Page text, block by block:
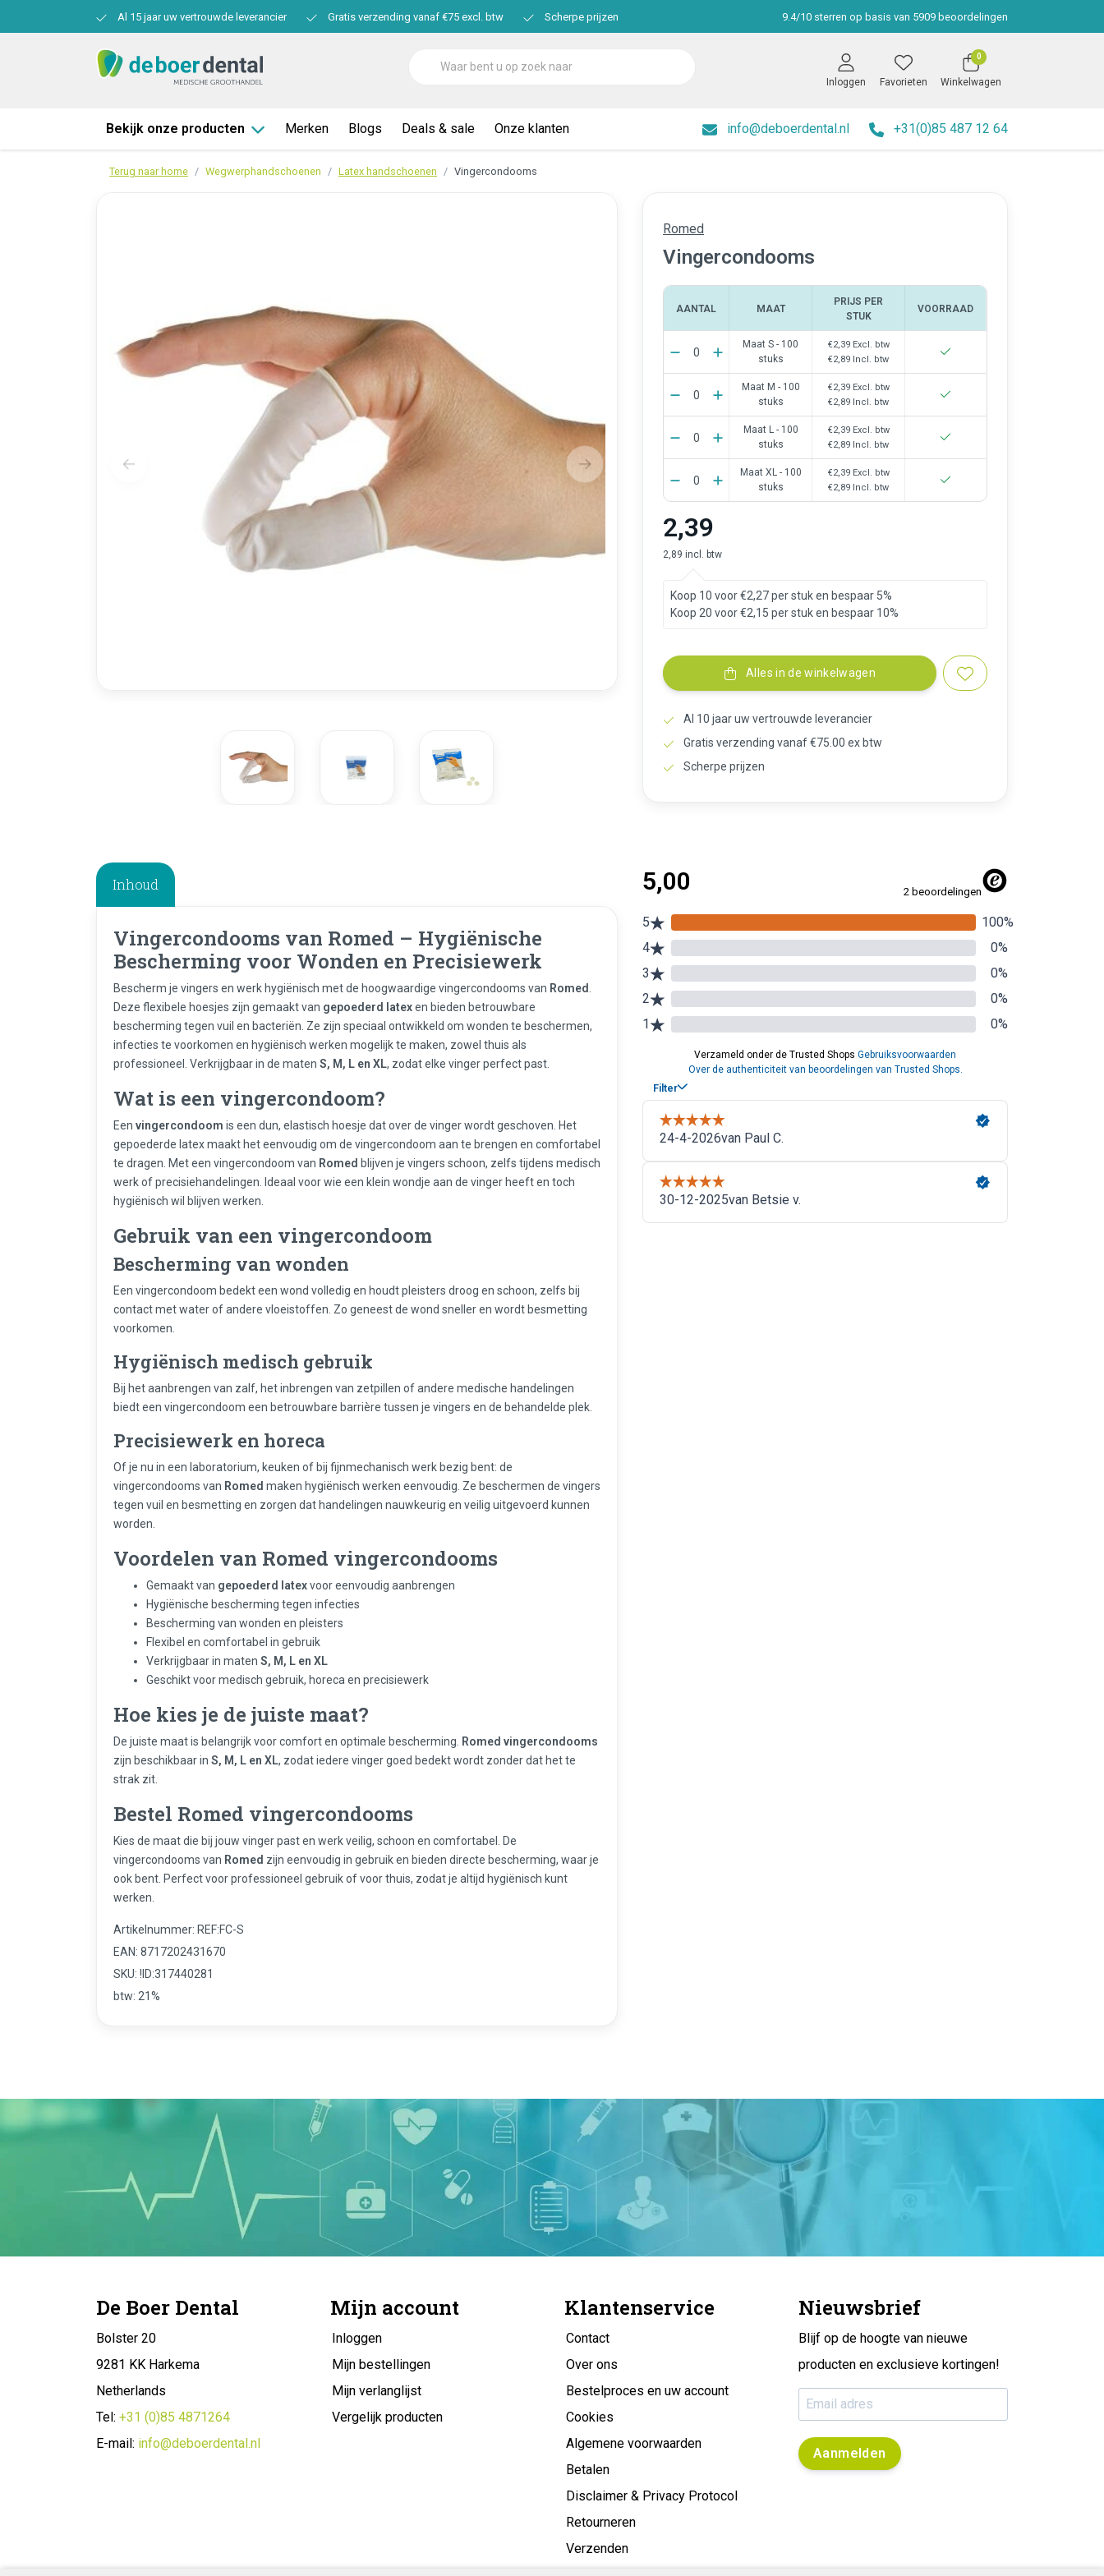
Al 15 jaar uw vertrouwde leverancier Gratis verzending vanaf €75 excl. btw Scherpe prijzen 9.4/10 sterren op basis van 5909 beoordelingen
Inloggen Favorieten
0
Winkelwagen
Bekijk onze producten Merken Blogs Deals & sale Onze klanten info@deboerdental.nl +31(0)85 487 12 64
Terug naar home Wegwerphandschoenen Latex handschoenen Vingercondooms
Romed
Vingercondooms
AANTAL MAAT
PRIJS PER
STUK
VOORRAAD
Maat S - 100
stuks
€2,39 Excl. btw
€2,89 Incl. btw
Maat M - 100
stuks
€2,39 Excl. btw
€2,89 Incl. btw
Maat L - 100
stuks
€2,39 Excl. btw
€2,89 Incl. btw
Maat XL - 100
stuks
€2,39 Excl. btw
€2,89 Incl. btw
2,39
2,89 incl. btw
Koop 10 voor €2,27 per stuk en bespaar 5%
Koop 20 voor €2,15 per stuk en bespaar 10%
Alles in de winkelwagen
Al 10 jaar uw vertrouwde leverancier
Gratis verzending vanaf €75.00 ex btw
Scherpe prijzen
Inhoud
Vingercondooms van Romed – Hygiënische
Bescherming voor Wonden en Precisiewerk
Bescherm je vingers en werk hygiënisch met de hoogwaardige vingercondooms van Romed
Deze flexibele hoesjes zijn gemaakt van gepoederd latexen bieden betrouwbare
bescherming tegen vuil en bacteriën. Ze zijn speciaal ontwikkeld om wonden te beschermen,
infecties te voorkomen en hygiënisch werken mogelijk te maken, zowel thuis als
professioneel. Verkrijgbaar in de maten S, M, L en XL, zodat elke vinger perfect past.
Wat is een vingercondoom?
Een vingercondoom is een dun, elastisch hoesje dat over de vinger wordt geschoven. Het
gepoederde latex maakt het eenvoudig om de vingercondoom aan te brengen en comfortabel
te dragen. Met een vingercondoom van Romed blijven je vingers schoon, zelfs tijdens medisch
werk of precisiehandelingen. Ideaal voor wie een klein wondje aan de vinger heeft en toch
hygiënisch wil blijven werken.
Gebruik van een vingercondoom
Bescherming van wonden
Een vingercondoom bedekt een wond volledig en houdt pleisters droog en schoon, zelfs bij
contact met water of andere vloeistoffen. Zo geneest de wond sneller en wordt besmetting
voorkomen.
Hygiënisch medisch gebruik
Bij het aanbrengen van zalf, het inbrengen van zetpillen of andere medische handelingen
biedt een vingercondoom een betrouwbare barrière tussen je vingers en de behandelde plek.
Precisiewerk en horeca
Of je nu in een laboratorium, keuken of bij fijnmechanisch werk bezig bent: de
vingercondooms van Romed maken hygiënisch werken eenvoudig. Ze beschermen de vingers
tegen vuil en besmetting en zorgen dat handelingen nauwkeurig en veilig uitgevoerd kunnen
worden.
Voordelen van Romed vingercondooms
Gemaakt van gepoederd latexvoor eenvoudig aanbrengen
Hygiënische bescherming tegen infecties
Bescherming van wonden en pleisters
Flexibel en comfortabel in gebruik
Verkrijgbaar in maten S, M, L en XL
Geschikt voor medisch gebruik, horeca en precisiewerk
Hoe kies je de juiste maat?
De juiste maat is belangrijk voor comfort en optimale bescherming. Romed vingercondooms
zijn beschikbaar in S, M, L en XL, zodat iedere vinger goed bedekt wordt zonder dat het te
strak zit.
Bestel Romed vingercondooms
Kies de maat die bij jouw vinger past en werk veilig, schoon en comfortabel. De
vingercondooms van Romed zijn eenvoudig in gebruik en bieden directe bescherming, waar je
ook bent. Perfect voor professioneel gebruik of voor thuis, zodat je altijd hygiënisch kunt
werken.
Artikelnummer: REF:FC-S
EAN: 8717202431670
SKU: !ID:317440281
btw: 21%
De Boer Dental
Bolster 20
9281 KK Harkema
Netherlands
Tel: +31 (0)85 4871264
E-mail: info@deboerdental.nl
Mijn account
Inloggen
Mijn bestellingen
Mijn verlanglijst
Vergelijk producten
Klantenservice
Contact
Over ons
Bestelproces en uw account
Cookies
Algemene voorwaarden
Betalen
Disclaimer & Privacy Protocol
Retourneren
Verzenden
Nieuwsbrief
Blijf op de hoogte van nieuwe
producten en exclusieve kortingen!
Aanmelden